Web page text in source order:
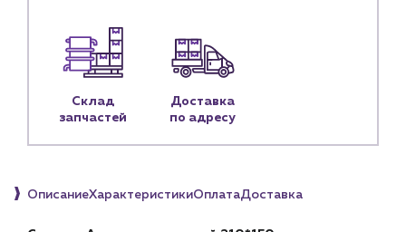
Пн – пт: 9:00 – 18:00
Склад
запчастей
Доставка
по адресу
ОписаниеХарактеристикиОплатаДоставка